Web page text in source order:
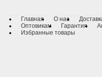
Главная О нас
Оптовикам
Гарантия
Избранные товары